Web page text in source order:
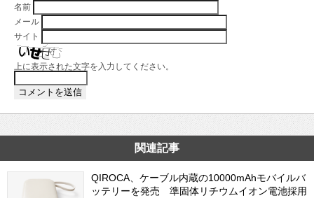
名前
メール
サイト
上に表示された文字を入力してください。
関連記事
QIROCA、ケーブル内蔵の10000mAhモバイルバ
ッテリーを発売 準固体リチウムイオン電池採用